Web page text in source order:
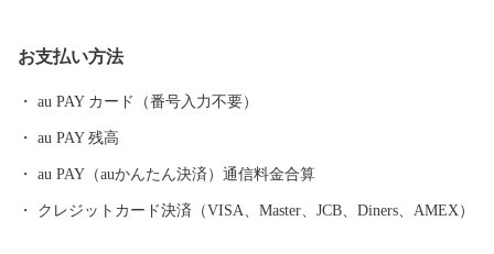
質な肉質が特徴で多くのブランド豚が確立されています。 鶏肉
イモや地下深くからくみ上げられた清らかな水などを原料に作ら
れ、全国の愛飲家に愛されています。市内４つの蔵元が生み出
す、吟味を重ねた味わい深い個性的な焼酎は、たくさんの人たち
お支払い方法
au PAY カード（番号入力不要）
au PAY 残高
au PAY（auかんたん決済）通信料金合算
クレジットカード決済（VISA、Master、JCB、Diners、AMEX）